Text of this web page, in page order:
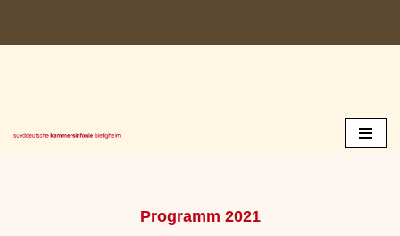
Zum
Programm 2021